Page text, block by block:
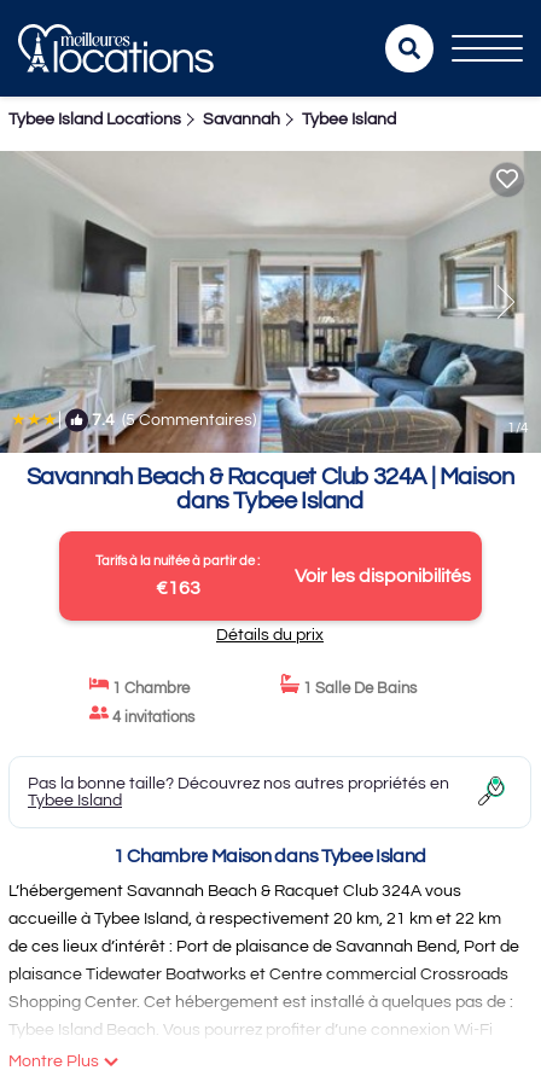
Tybee Island Locations Savannah Tybee Island
| 7.4(5 Commentaires) 1/4
Savannah Beach & Racquet Club 324A | Maison
dans Tybee Island
Tarifs à la nuitée à partir de :
€163
Voir les disponibilités
Détails du prix
1 Chambre
1 Salle De Bains
4 invitations
Pas la bonne taille? Découvrez nos autres propriétés en
Tybee Island
1 Chambre Maison dans Tybee Island
L’hébergement Savannah Beach & Racquet Club 324A vous
accueille à Tybee Island, à respectivement 20 km, 21 km et 22 km
de ces lieux d’intérêt : Port de plaisance de Savannah Bend, Port de
plaisance Tidewater Boatworks et Centre commercial Crossroads
Shopping Center. Cet hébergement est installé à quelques pas de :
Tybee Island Beach. Vous pourrez profiter d’une connexion Wi-Fi
gratuite et d’un parking privé disponible sur place. Cette maison de
Montre Plus